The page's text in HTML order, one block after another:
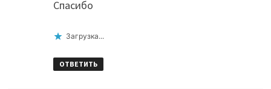
Спасибо
Загрузка...
ОТВЕТИТЬ